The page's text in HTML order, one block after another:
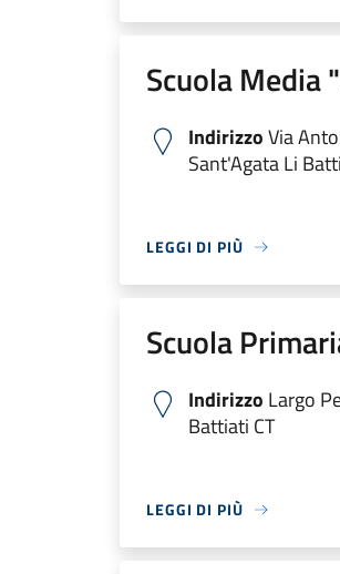
Scuola
IndirizzoVia
Sant'Agata Li
LEGGI DI PIÙ
Scuola
Indirizzo Largo
Battiati CT
LEGGI DI PIÙ